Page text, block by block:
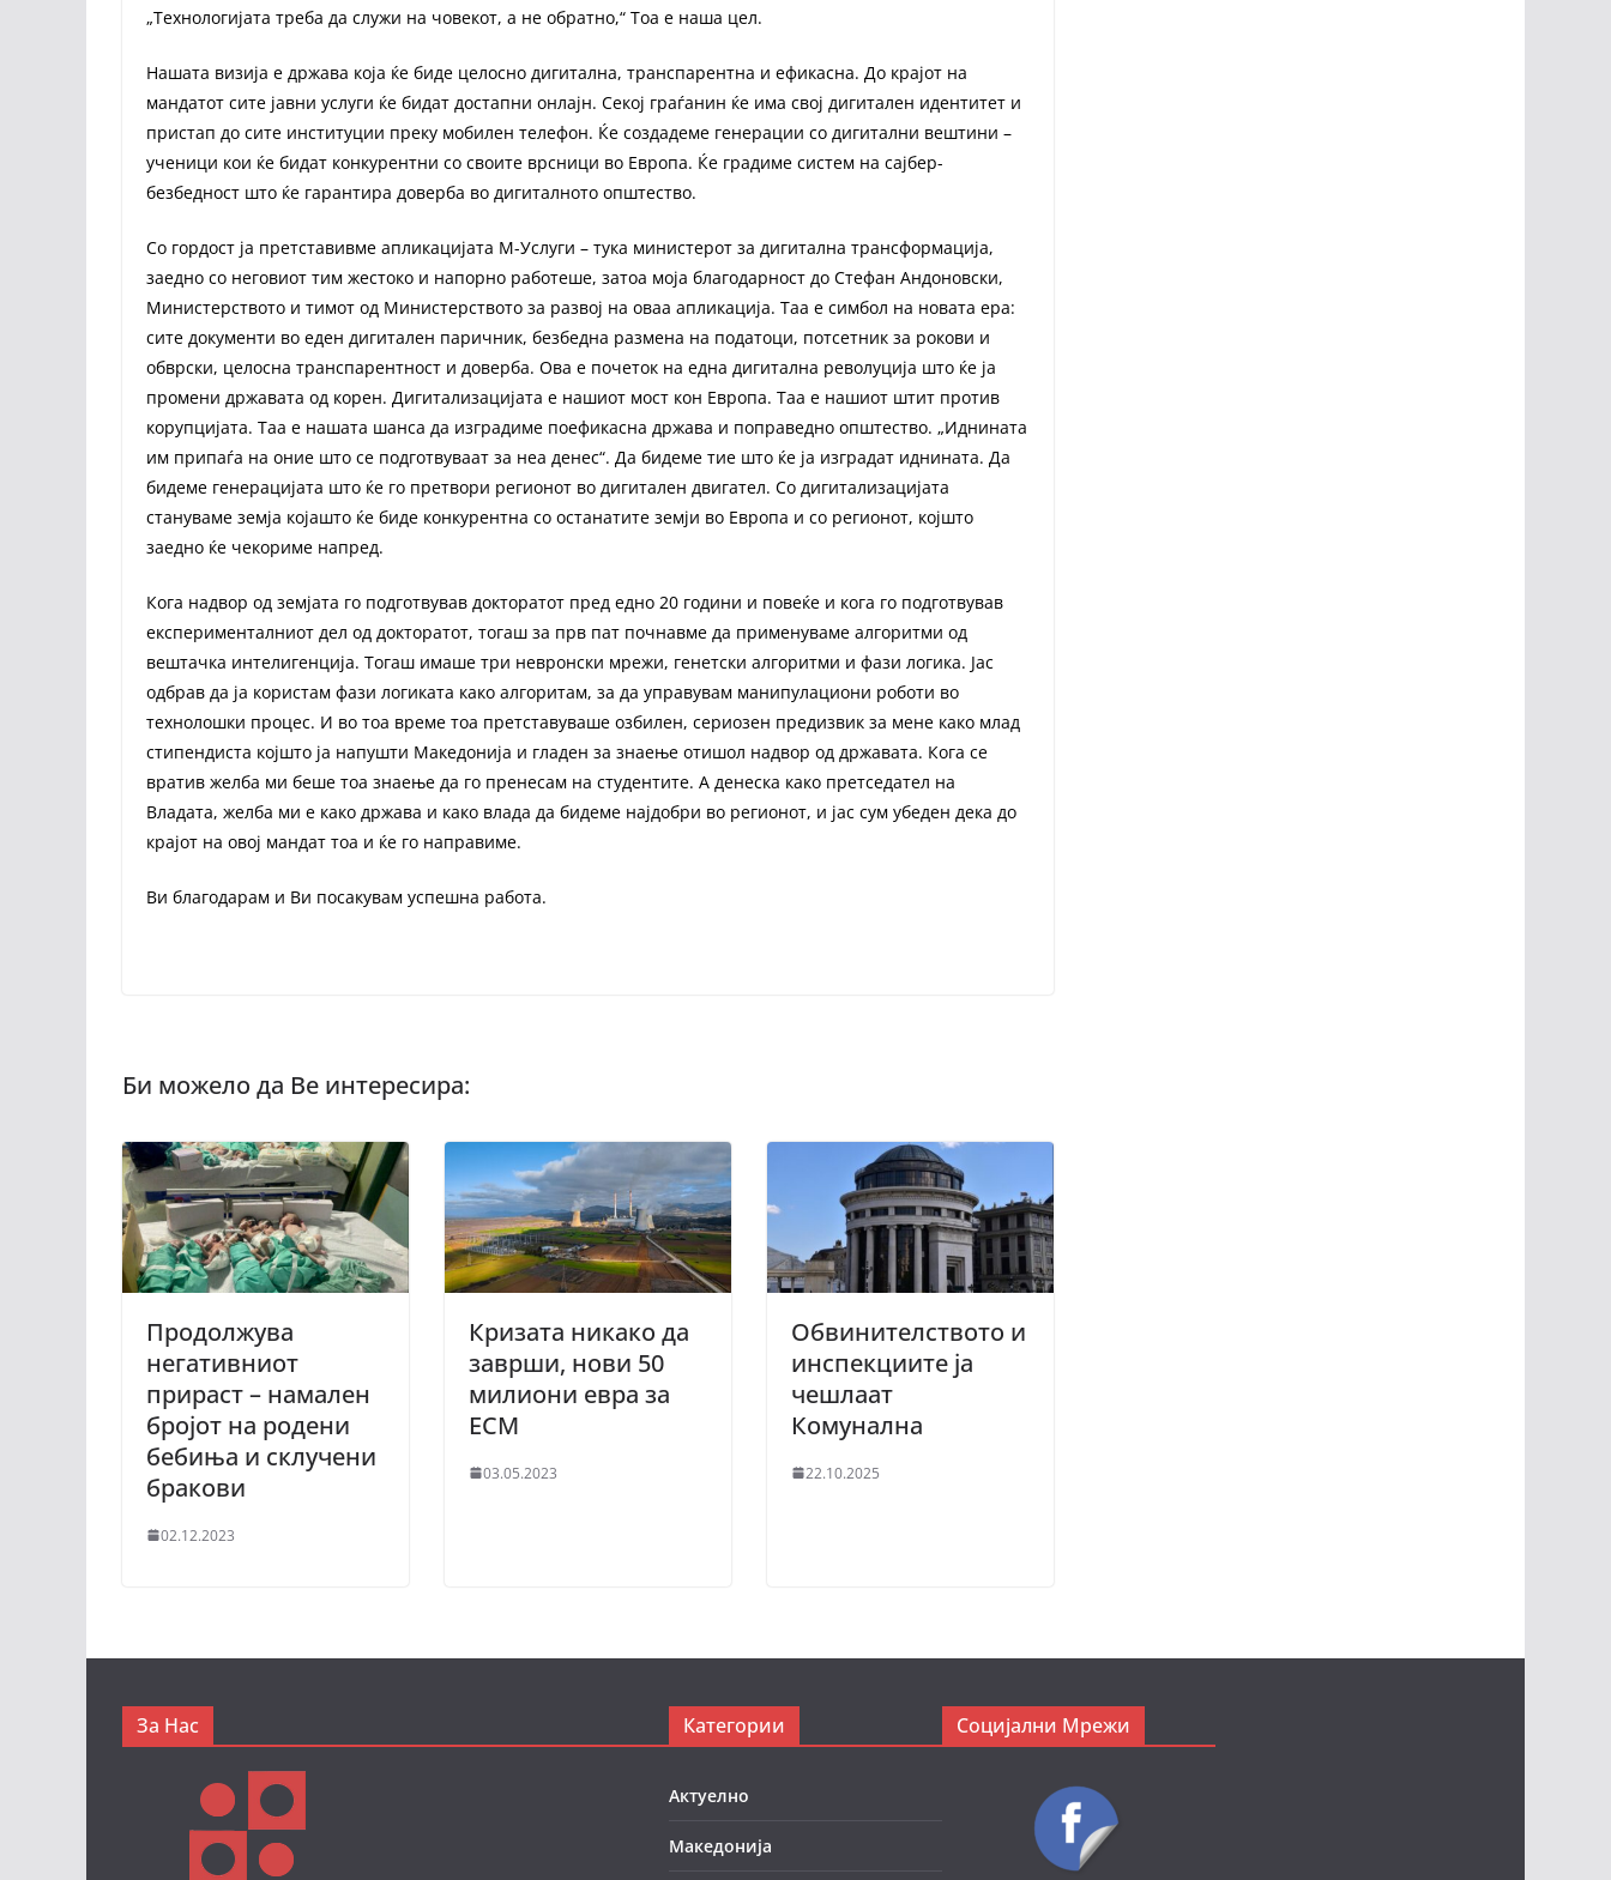
„Технологијата треба да служи на човекот, а не обратно,“ Тоа е наша цел.
Нашата визија е држава која ќе биде целосно дигитална, транспарентна и ефикасна. До крајот на
мандатот сите јавни услуги ќе бидат достапни онлајн. Секој граѓанин ќе има свој дигитален идентитет и
пристап до сите институции преку мобилен телефон. Ќе создадеме генерации со дигитални вештини –
ученици кои ќе бидат конкурентни со своите врсници во Европа. Ќе градиме систем на сајбер-
безбедност што ќе гарантира доверба во дигиталното општество.
Со гордост ја претставивме апликацијата М-Услуги – тука министерот за дигитална трансформација,
заедно со неговиот тим жестоко и напорно работеше, затоа моја благодарност до Стефан Андоновски,
Министерството и тимот од Министерството за развој на оваа апликација. Таа е симбол на новата ера:
сите документи во еден дигитален паричник, безбедна размена на податоци, потсетник за рокови и
обврски, целосна транспарентност и доверба. Ова е почеток на една дигитална револуција што ќе ја
промени државата од корен. Дигитализацијата е нашиот мост кон Европа. Таа е нашиот штит против
корупцијата. Таа е нашата шанса да изградиме поефикасна држава и поправедно општество. „Иднината
им припаѓа на оние што се подготвуваат за неа денес“. Да бидеме тие што ќе ја изградат иднината. Да
бидеме генерацијата што ќе го претвори регионот во дигитален двигател. Со дигитализацијата
стануваме земја којашто ќе биде конкурентна со останатите земји во Европа и со регионот, којшто
заедно ќе чекориме напред.
Кога надвор од земјата го подготвував докторатот пред едно 20 години и повеќе и кога го подготвував
експерименталниот дел од докторатот, тогаш за прв пат почнавме да применуваме алгоритми од
вештачка интелигенција. Тогаш имаше три невронски мрежи, генетски алгоритми и фази логика. Јас
одбрав да ја користам фази логиката како алгоритам, за да управувам манипулациони роботи во
технолошки процес. И во тоа време тоа претставуваше озбилен, сериозен предизвик за мене како млад
стипендиста којшто ја напушти Македонија и гладен за знаење отишол надвор од државата. Кога се
вратив желба ми беше тоа знаење да го пренесам на студентите. А денеска како претседател на
Владата, желба ми е како држава и како влада да бидеме најдобри во регионот, и јас сум убеден дека до
крајот на овој мандат тоа и ќе го направиме.
Ви благодарам и Ви посакувам успешна работа.
Продолжува
негативниот
прираст – намален
бројот на родени
бебиња и склучени
бракови
02.12.2023
Кризата никако да
заврши, нови 50
милиони евра за
ЕСМ
03.05.2023
Обвинителството и
инспекциите ја
чешлаат
Комунална
22.10.2025
За Нас Категории
Актуелно
Македонија
Социјални Мрежи